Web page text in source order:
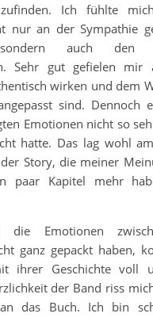
Ich fühlte
nur an der Sympathie
auch den
Sehr gut gefielen mir
wirken und dem
sind. Dennoch
Emotionen nicht so
hatte. Das lag wohl
Story, die meiner
paar Kapitel mehr
die Emotionen
ganz gepackt haben,
ihrer Geschichte voll
der Band riss
das Buch. Ich bin